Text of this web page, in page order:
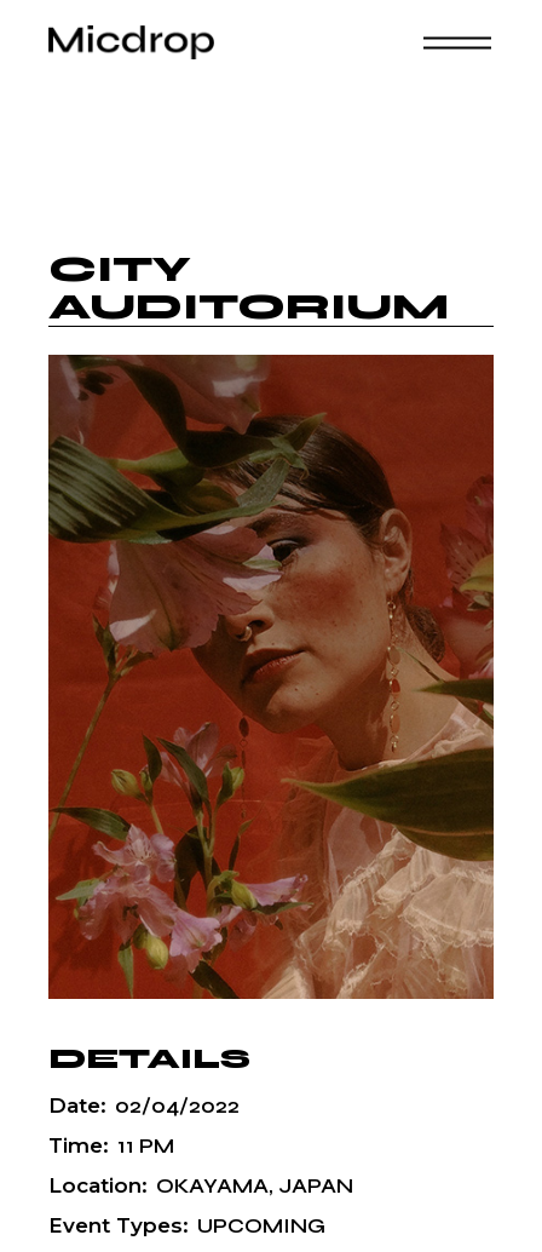
CITY
AUDITORIUM
DETAILS
Date: 02/04/2022
Time: 11 PM
Location: OKAYAMA, JAPAN
Event Types: UPCOMING